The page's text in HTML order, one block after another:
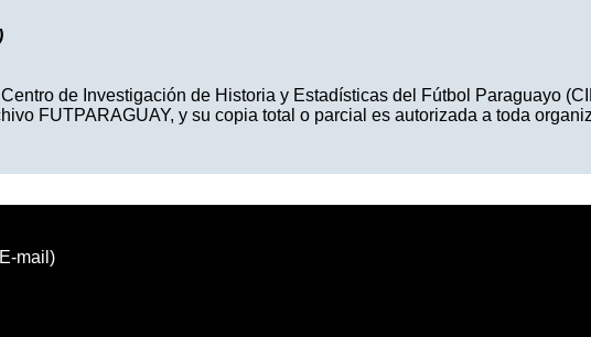
Centro de Investigación de Historia y Estadísticas del Fútbol Paraguayo
FUTPARAGUAY, y su copia total o parcial es autorizada a toda
mail)